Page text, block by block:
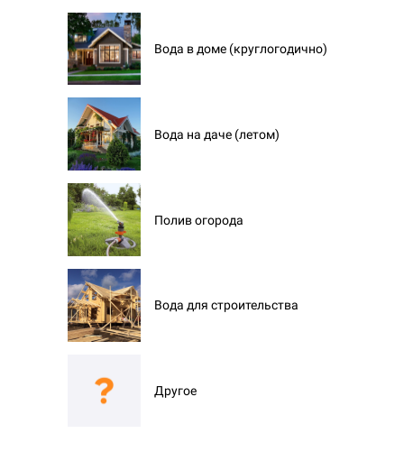
Вода в доме (круглогодично)
Вода на даче (летом)
Полив огорода
Вода для строительства
Другое